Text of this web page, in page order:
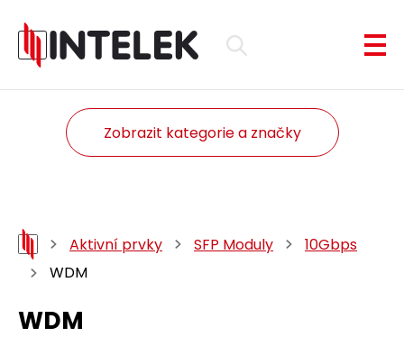
Zobrazit kategorie a značky
Aktivní prvky SFP Moduly
10Gbps
WDM
WDM